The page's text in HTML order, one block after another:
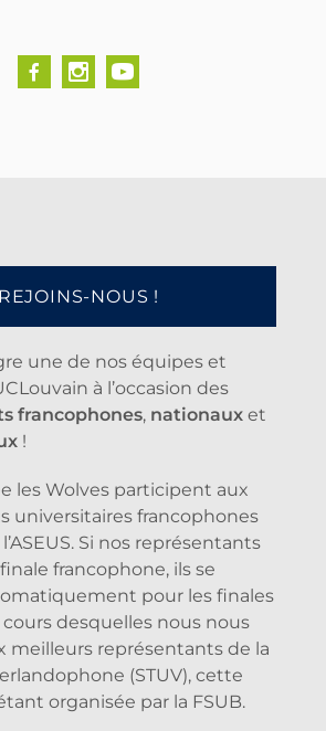
REJOINS-NOUS !
une de nos équipes et
à l’occasion des
francophones, nationaux et
!
les Wolves participent aux
universitaires francophones
Si nos représentants
francophone, ils se
pour les finales
desquelles nous nous
meilleurs représentants de la
(STUV), cette
organisée par la FSUB.